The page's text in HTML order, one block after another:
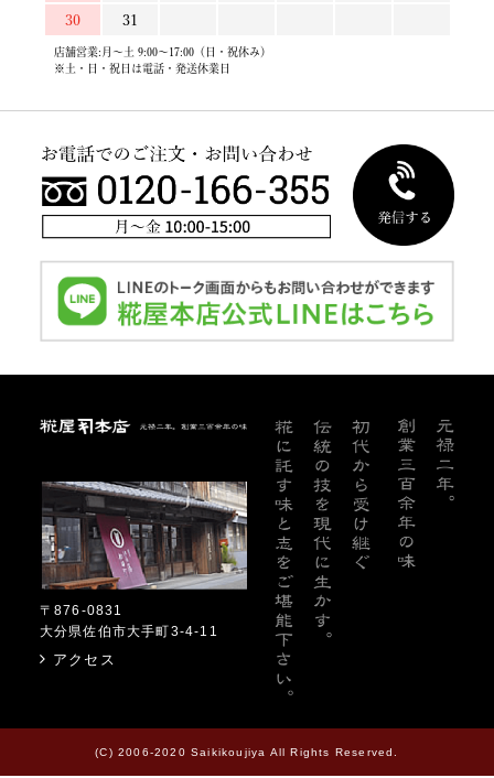
糀屋本店
〒876-0831
大分県佐伯市大手町3-4-11
アクセス
(C) 2006-2020 Saikikoujiya All Rights Reserved.